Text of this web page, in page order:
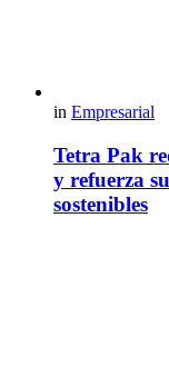
in Empresarial
Tetra Pak
y refuerza
sostenibles